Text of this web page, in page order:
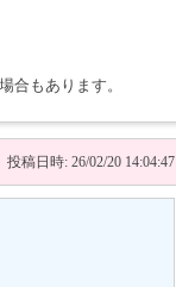
合もあります。
投稿日時: 26/02/20 14:04:47